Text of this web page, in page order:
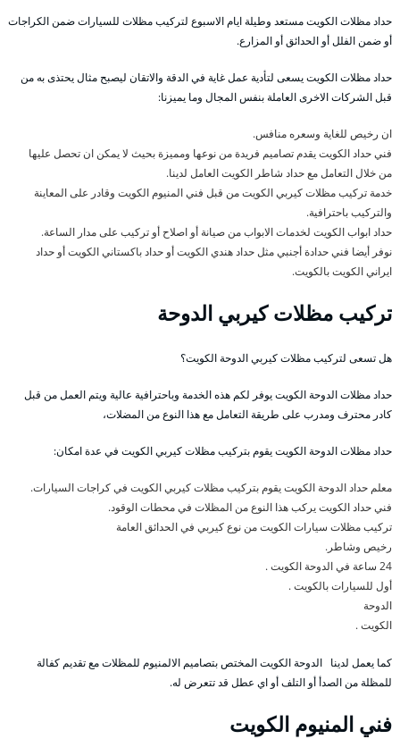
حداد مظلات الكويت مستعد وطيلة ايام الاسبوع لتركيب مظلات للسيارات ضمن الكراجات
أو ضمن الفلل أو الحدائق أو المزارع.
حداد مظلات الكويت يسعى لتأدية عمل غاية في الدقة والاتقان ليصبح مثال يحتذى به من
قبل الشركات الاخرى العاملة بنفس المجال وما يميزنا:
ان رخيص للغاية وسعره منافس.
فني حداد الكويت يقدم تصاميم فريدة من نوعها ومميزة بحيث لا يمكن ان تحصل عليها
من خلال التعامل مع حداد شاطر الكويت العامل لدينا.
خدمة تركيب مظلات كيربي الكويت من قبل فني المنيوم الكويت وقادر على المعاينة
والتركيب باحترافية.
حداد ابواب الكويت لخدمات الابواب من صيانة أو اصلاح أو تركيب على مدار الساعة.
نوفر أيضا فني حدادة أجنبي مثل حداد هندي الكويت أو حداد باكستاني الكويت أو حداد
ايراني الكويت بالكويت.
تركيب مظلات كيربي الدوحة
هل تسعى لتركيب مظلات كيربي الدوحة الكويت؟
حداد مظلات الدوحة الكويت يوفر لكم هذه الخدمة وباحترافية عالية ويتم العمل من قبل
كادر محترف ومدرب على طريقة التعامل مع هذا النوع من المضلات،
حداد مظلات الدوحة الكويت يقوم بتركيب مظلات كيربي الكويت في عدة امكان:
معلم حداد الدوحة الكويت يقوم بتركيب مظلات كيربي الكويت في كراجات السيارات.
فني حداد الكويت يركب هذا النوع من المظلات في محطات الوقود.
تركيب مظلات سيارات الكويت من نوع كيربي في الحدائق العامة
رخيص وشاطر.
24 ساعة في الدوحة الكويت .
أول للسيارات بالكويت .
الدوحة
الكويت .
كما يعمل لدينا الدوحة الكويت المختص بتصاميم الالمنيوم للمظلات مع تقديم كفالة
للمظلة من الصدأ أو التلف أو اي عطل قد تتعرض له.
فني المنيوم الكويت